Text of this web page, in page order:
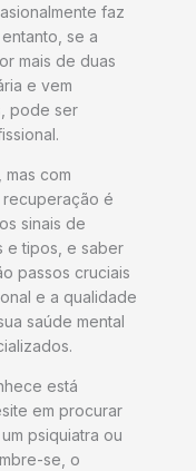
faz
se a
mais de duas
e vem
pode ser
com
é
sinais de
e tipos, e saber
passos cruciais
e a qualidade
saúde mental
está
em procurar
psiquiatra ou
se, o